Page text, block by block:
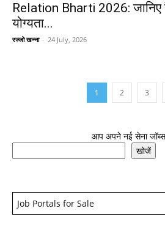
Relation Bharti 2026:
योग्यता...
रज्जो खन्ना - 24 July, 2026
1 2 3
आप अपने नई सेना
खोजें
Job Portals for Sale